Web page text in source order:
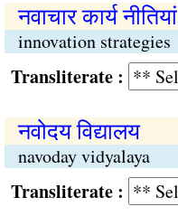
नवाचार कार्य नीतियां
innovation strategies
:
नवोदय विद्यालय
navoday vidyalaya
: